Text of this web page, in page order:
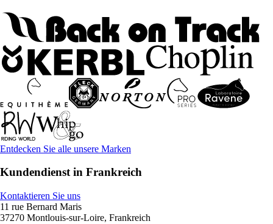
Entdecken Sie alle unsere Marken
Kundendienst in Frankreich
Kontaktieren Sie uns
11 rue Bernard Maris
37270 Montlouis-sur-Loire, Frankreich